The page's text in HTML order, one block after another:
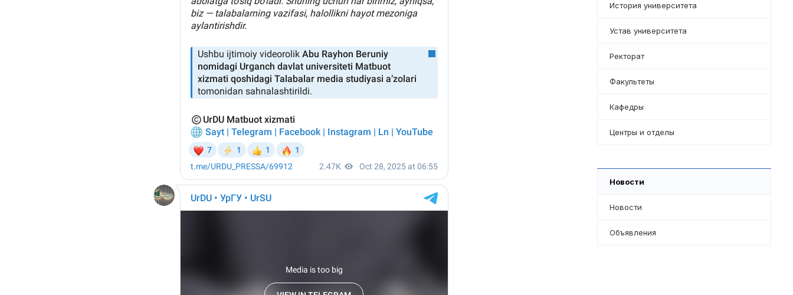
История университета
Устав университета
Ректорат
Факультеты
Кафедры
Центры и отделы
Новости
Новости
Объявления